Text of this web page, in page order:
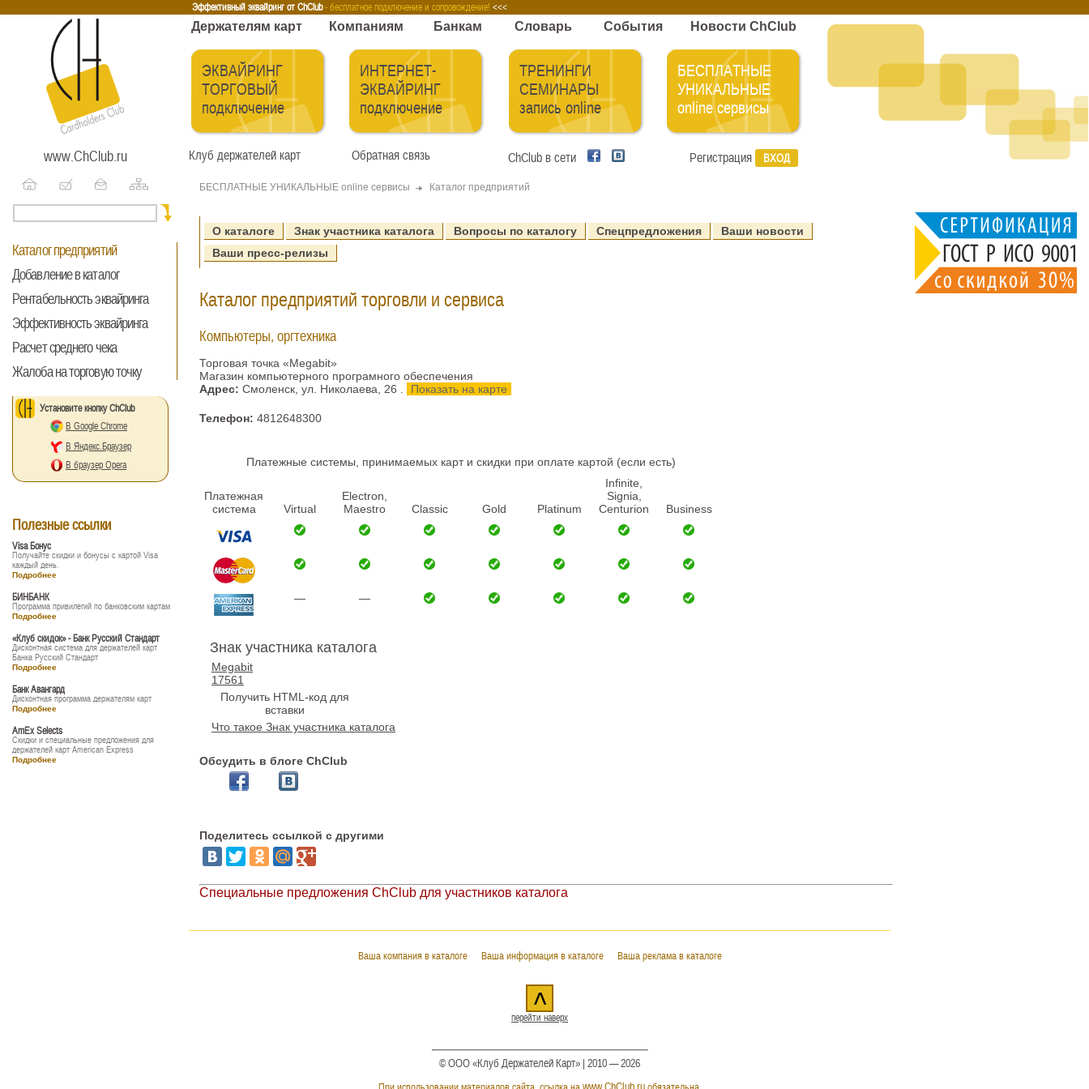
Эффективный эквайринг от ChClub - бесплатное подключение и сопровождение! <<<
Интернет-эквайринг Тренинги Бесплатные сервисы Держателям карт Компаниям Банкам Словарь
Держателям карт Компаниям Банкам Словарь События Новости ChClub
ЭКВАЙРИНГ
ТОРГОВЫЙ
подключение
ИНТЕРНЕТ-
ЭКВАЙРИНГ
подключение
ТРЕНИНГИ
СЕМИНАРЫ
запись online
БЕСПЛАТНЫЕ
УНИКАЛЬНЫЕ
online сервисы
www.ChClub.ru Клуб держателей карт Обратная связь ChClub в сети Регистрация ВХОД
Каталог предприятий
Добавление в каталог
Рентабельность эквайринга
Эффективность эквайринга
Расчет среднего чека
Жалоба на торговую точку
Установите кнопку ChClub
В Google Chrome
В Яндекс.Браузер
В браузер Opera
Полезные ссылки
Visa Бонус
Получайте скидки и бонусы с картой Visa
каждый день.
Подробнее
БИНБАНК
Программа привилегий по банковским картам
Подробнее
«Клуб скидок» - Банк Русский Стандарт
Дисконтная система для держателей карт
Банка Русский Стандарт
Подробнее
Банк Авангард
Дисконтная программа держателям карт
Подробнее
AmEx Selects
Скидки и специальные предложения для
держателей карт American Express
Подробнее
БЕСПЛАТНЫЕ УНИКАЛЬНЫЕ online сервисы Каталог предприятий
О каталоге Знак участника каталога Вопросы по каталогу Спецпредложения
Ваши новости
Ваши пресс-релизы
Каталог предприятий торговли и сервиса
Компьютеры, оргтехника
Торговая точка «Megabit»
Магазин компьютерного програмного обеспечения
Адрес: Смоленск, ул. Николаева, 26 Показать на карте
Телефон: 4812648300
Платежные системы, принимаемых карт и скидки при оплате картой (если есть)
Платежная
система
Virtual
Electron,
Maestro
Classic Gold Platinum
Infinite,
Signia,
Centurion
Business
— —
Знак участника каталога
Megabit
17561
Получить HTML-код для
вставки
Что такое Знак участника каталога
Обсудить в блоге ChClub
Поделитесь ссылкой с другими
Специальные предложения ChClub для участников каталога
Ваша компания в каталоге Ваша информация в каталоге Ваша реклама в каталоге
^
перейти наверх
© ООО «Клуб Держателей Карт» | 2010 — 2026